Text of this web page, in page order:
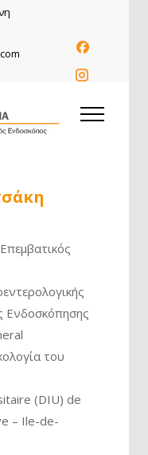
Ενδοσκόπησης
του
(DIU) de
– Ile-de-